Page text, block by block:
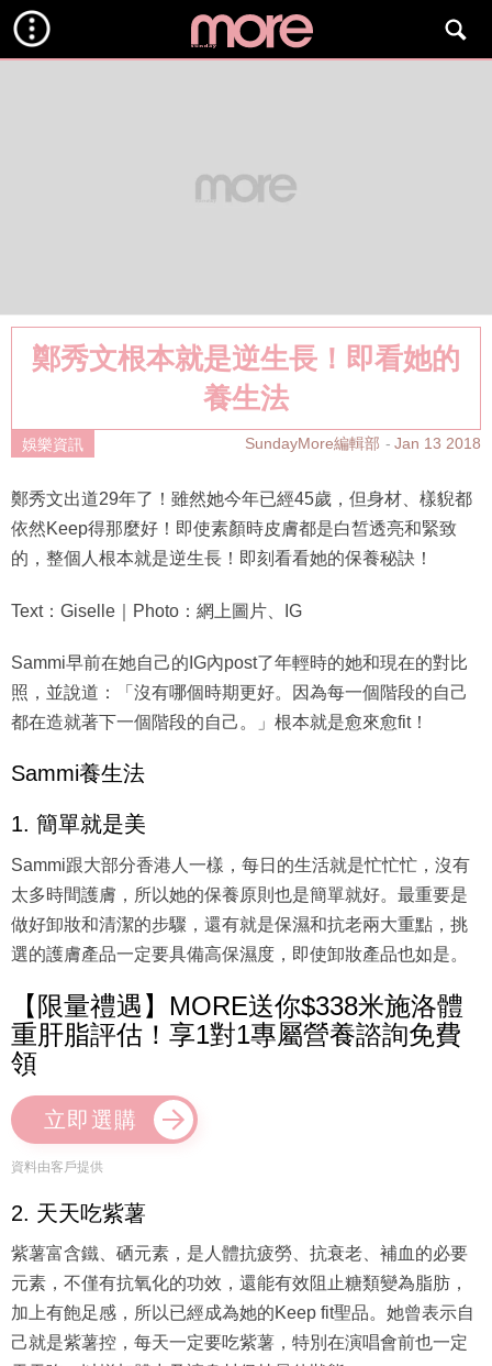
鄭秀文根本就是逆生長！即看她的
養生法
娛樂資訊 SundayMore編輯部 Jan 13 2018
鄭秀文出道29年了！雖然她今年已經45歲，但身材、樣貎都
依然Keep得那麼好！即使素顏時皮膚都是白皙透亮和緊致
的，整個人根本就是逆生長！即刻看看她的保養秘訣！
照，並說道：「沒有哪個時期更好。因為每一個階段的自己
都在造就著下一個階段的自己。」根本就是愈來愈fit！
太多時間護膚，所以她的保養原則也是簡單就好。最重要是
做好卸妝和清潔的步驟，還有就是保濕和抗老兩大重點，挑
選的護膚產品一定要具備高保濕度，即使卸妝產品也如是。
【限量禮遇】MORE送你$338米施洛體
重肝脂評估！享1對1專屬營養諮詢免費
領
立即選購
資料由客戶提供
元素，不僅有抗氧化的功效，還能有效阻止糖類變為脂肪，
加上有飽足感，所以已經成為她的Keep fit聖品。她曾表示自
己就是紫薯控，每天一定要吃紫薯，特別在演唱會前也一定
天天吃，以增加體力及讓身材保持最佳狀態。